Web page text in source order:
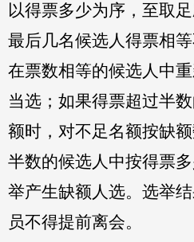
以得票多少为序，至取
最后几名候选人得票相
在票数相等的候选人中
当选；如果得票超过半
额时，对不足名额按缺
半数的候选人中按得票
举产生缺额人选。选举
员不得提前离会。